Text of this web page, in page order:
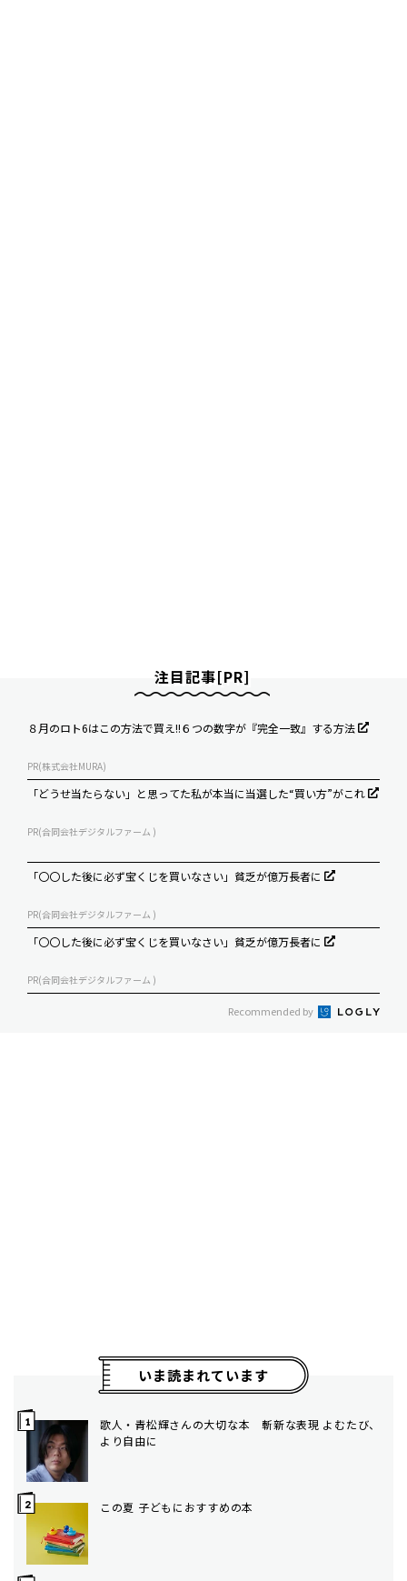
注目記事[PR]
８月のロト6はこの方法で買え!!６つの数字が『完全一致』する方法
PR(株式会社MURA)
「どうせ当たらない」と思ってた私が本当に当選した“買い方”がこれ
PR(合同会社デジタルファーム )
「〇〇した後に必ず宝くじを買いなさい」貧乏が億万長者に
PR(合同会社デジタルファーム )
「〇〇した後に必ず宝くじを買いなさい」貧乏が億万長者に
PR(合同会社デジタルファーム )
Recommended by
いま読まれています
歌人・青松輝さんの大切な本 斬新な表現 よむたび、
より自由に
この夏 子どもにおすすめの本